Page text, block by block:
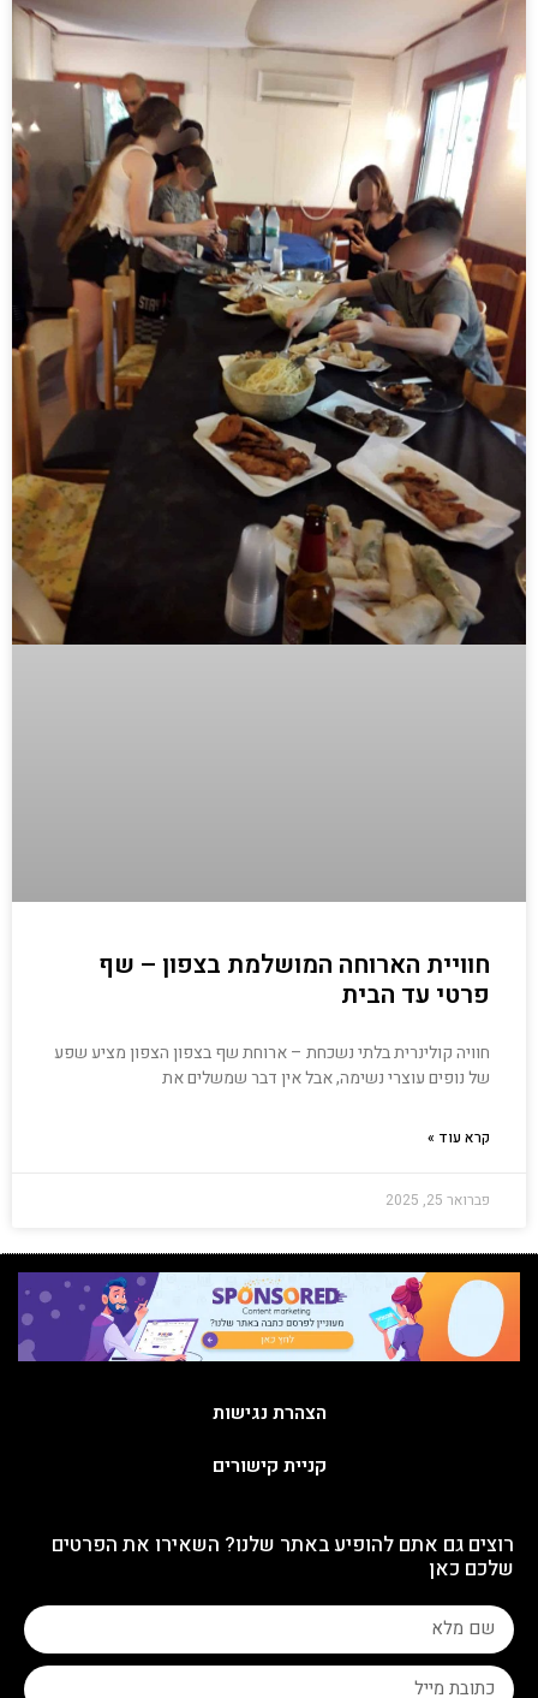
חוויית הארוחה המושלמת בצפון – שף
פרטי עד הבית
חוויה קולינרית בלתי נשכחת – ארוחת שף בצפון הצפון מציע שפע
של נופים עוצרי נשימה, אבל אין דבר שמשלים את
קרא עוד »
פברואר 25, 2025
הצהרת נגישות
קניית קישורים
רוצים גם אתם להופיע באתר שלנו? השאירו את הפרטים
שלכם כאן